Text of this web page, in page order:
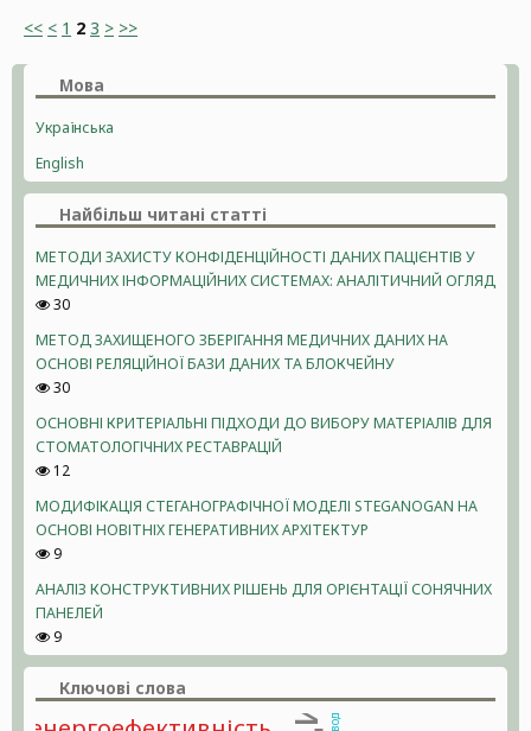
<< < 1 2 3 > >>
Мова
Українська
English
Найбільш читані статті
МЕТОДИ ЗАХИСТУ КОНФІДЕНЦІЙНОСТІ ДАНИХ ПАЦІЄНТІВ У
МЕДИЧНИХ ІНФОРМАЦІЙНИХ СИСТЕМАХ: АНАЛІТИЧНИЙ ОГЛЯД
30
МЕТОД ЗАХИЩЕНОГО ЗБЕРІГАННЯ МЕДИЧНИХ ДАНИХ НА
ОСНОВІ РЕЛЯЦІЙНОЇ БАЗИ ДАНИХ ТА БЛОКЧЕЙНУ
30
ОСНОВНІ КРИТЕРІАЛЬНІ ПІДХОДИ ДО ВИБОРУ МАТЕРІАЛІВ ДЛЯ
СТОМАТОЛОГІЧНИХ РЕСТАВРАЦІЙ
12
МОДИФІКАЦІЯ СТЕГАНОГРАФІЧНОЇ МОДЕЛІ STEGANOGAN НА
ОСНОВІ НОВІТНІХ ГЕНЕРАТИВНИХ АРХІТЕКТУР
9
АНАЛІЗ КОНСТРУКТИВНИХ РІШЕНЬ ДЛЯ ОРІЄНТАЦІЇ СОНЯЧНИХ
ПАНЕЛЕЙ
9
Ключові слова